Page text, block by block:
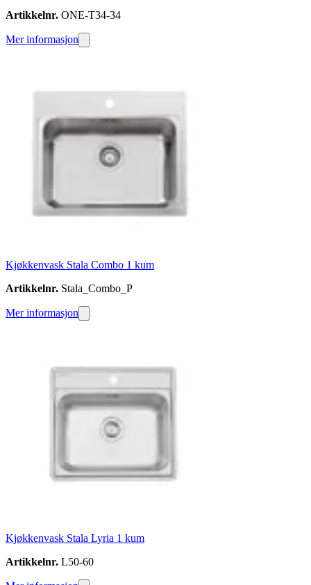
Artikkelnr. ONE-T34-34
Mer informasjon
Kjøkkenvask Stala Combo 1 kum
Artikkelnr. Stala_Combo_P
Mer informasjon
Kjøkkenvask Stala Lyria 1 kum
Artikkelnr. L50-60